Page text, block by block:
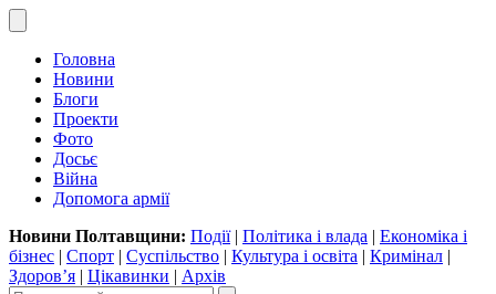
Головна
Новини
Блоги
Проекти
Фото
Досьє
Війна
Допомога армії
Новини Полтавщини: Події| Політика і влада | Економіка і
бізнес | Спорт | Суспільство | Культура і освіта | Кримінал |
Здоров’я | Цікавинки | Архів